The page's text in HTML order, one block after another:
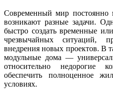
Современный мир постоянно
возникают разные задачи.
быстро создать временные
чрезвычайных ситуаций,
внедрения новых проектов. В
модульные дома —
относительно недорогие
обеспечить полноценное
условиях.